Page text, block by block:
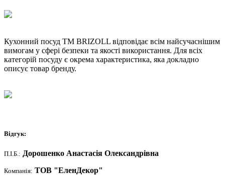
Кухонний посуд ТМ BRIZOLL відповідає всім найсучаснішим
вимогам у сфері безпеки та якості використання. Для всіх
категорій посуду є окрема характеристика, яка докладно
описує товар бренду.
Відгук:
П.І.Б.: Дорошенко Анастасія Олександрівна
Компанія: ТОВ "ЕленДекор"